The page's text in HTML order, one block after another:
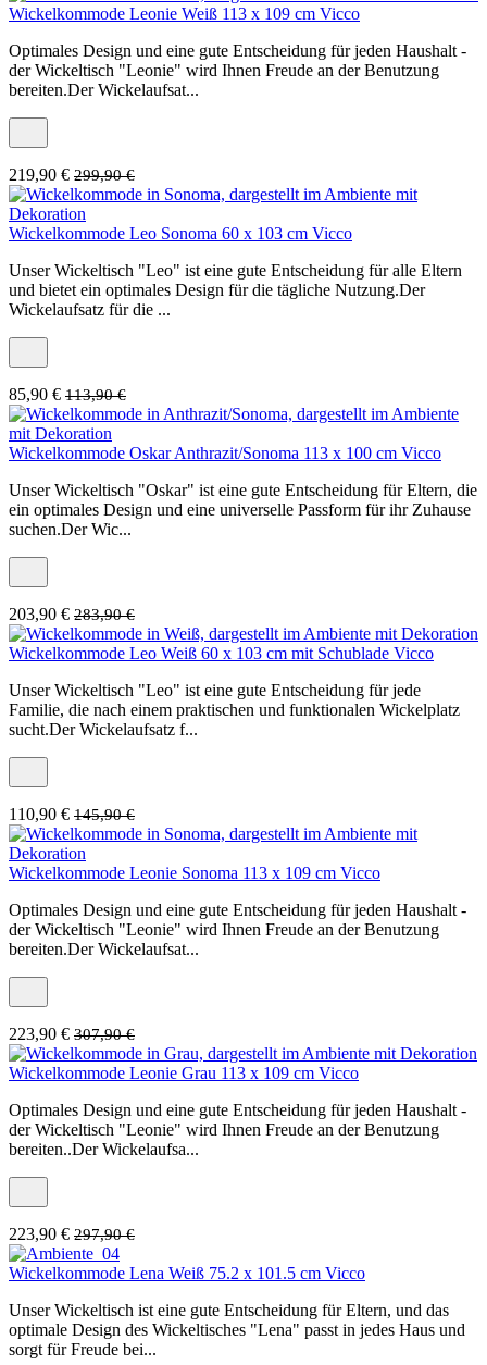
Wickelkommode Leonie Weiß 113 x 109 cm Vicco
Optimales Design und eine gute Entscheidung für jeden Haushalt -
der Wickeltisch "Leonie" wird Ihnen Freude an der Benutzung
bereiten.Der Wickelaufsat...
219,90 € 299,90 €
Wickelkommode Leo Sonoma 60 x 103 cm Vicco
Unser Wickeltisch "Leo" ist eine gute Entscheidung für alle Eltern
und bietet ein optimales Design für die tägliche Nutzung.Der
Wickelaufsatz für die ...
85,90 € 113,90 €
Wickelkommode Oskar Anthrazit/Sonoma 113 x 100 cm Vicco
Unser Wickeltisch "Oskar" ist eine gute Entscheidung für Eltern, die
ein optimales Design und eine universelle Passform für ihr Zuhause
suchen.Der Wic...
203,90 € 283,90 €
Wickelkommode Leo Weiß 60 x 103 cm mit Schublade Vicco
Unser Wickeltisch "Leo" ist eine gute Entscheidung für jede
Familie, die nach einem praktischen und funktionalen Wickelplatz
sucht.Der Wickelaufsatz f...
110,90 € 145,90 €
Wickelkommode Leonie Sonoma 113 x 109 cm Vicco
Optimales Design und eine gute Entscheidung für jeden Haushalt -
der Wickeltisch "Leonie" wird Ihnen Freude an der Benutzung
bereiten.Der Wickelaufsat...
223,90 € 307,90 €
Wickelkommode Leonie Grau 113 x 109 cm Vicco
Optimales Design und eine gute Entscheidung für jeden Haushalt -
der Wickeltisch "Leonie" wird Ihnen Freude an der Benutzung
bereiten..Der Wickelaufsa...
223,90 € 297,90 €
Wickelkommode Lena Weiß 75.2 x 101.5 cm Vicco
Unser Wickeltisch ist eine gute Entscheidung für Eltern, und das
optimale Design des Wickeltisches "Lena" passt in jedes Haus und
sorgt für Freude bei...